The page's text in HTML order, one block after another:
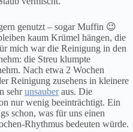
genutzt – sogar Muffin 😉
kaum Krümel hängen, die
mich war die Reinigung in den
die Streu klumpte
Nach etwa 2 Wochen
Reinigung zusehens in kleinere
sehrunsauberaus. Die
nur wenig beeinträchtigt. Ein
schon, was für uns einen
Rhythmus bedeuten würde.